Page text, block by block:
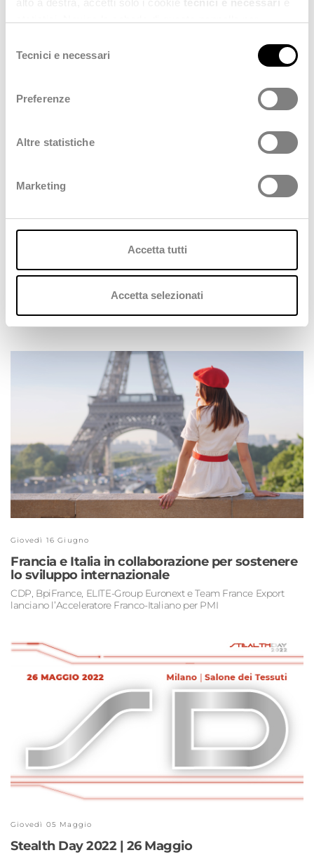
maggiori informazioni consulta anche la nostra
Privacy
delTecnici e necessari
Preferenze
Altre statistiche
Marketing
Accetta tutti
Accetta selezionati
Dedagroup Stealth diventa Strategic Member della Sustainable
Apparel Coalition
Stealth Day 2022 | Let's get physical
Giovedì 16 Giugno
Francia e Italia in collaborazione per sostenere
lo sviluppo internazionale
CDP, BpiFrance, ELITE-Group Euronext e Team France Export
lanciano l’Acceleratore Franco-Italiano per PMI
Giovedì 05 Maggio
Stealth Day 2022 | 26 Maggio